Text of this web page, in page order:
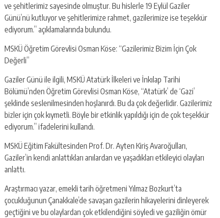
ve şehitlerimiz sayesinde olmuştur. Bu hislerle 19 Eylül Gaziler
Günü’nü kutluyor ve şehitlerimize rahmet, gazilerimize ise teşekkür
ediyorum.” açıklamalarında bulundu.
MSKÜ Öğretim Görevlisi Osman Köse: “Gazilerimiz Bizim İçin Çok
Değerli”
Gaziler Günü ile ilgili, MSKÜ Atatürk İlkeleri ve İnkılap Tarihi
Bölümü’nden Öğretim Görevlisi Osman Köse, “Atatürk’ de ‘Gazi’
şeklinde seslenilmesinden hoşlanırdı. Bu da çok değerlidir. Gazilerimiz
bizler için çok kıymetli. Böyle bir etkinlik yapıldığı için de çok teşekkür
ediyorum.” ifadelerini kullandı.
MSKÜ Eğitim Fakültesinden Prof. Dr. Ayten Kiriş Avaroğulları,
Gaziler’in kendi anlattıkları anılardan ve yaşadıkları etkileyici olayları
anlattı.
Araştırmacı yazar, emekli tarih öğretmeni Yılmaz Bozkurt’ta
çocukluğunun Çanakkale’de savaşan gazilerin hikayelerini dinleyerek
geçtiğini ve bu olaylardan çok etkilendiğini söyledi ve gaziliğin ömür